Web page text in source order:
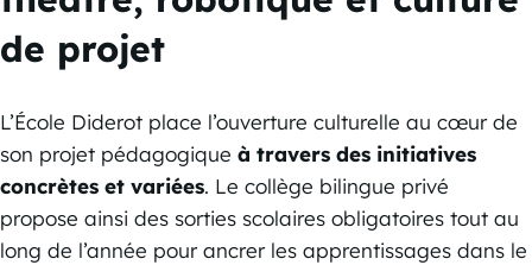
de projet
L’École Diderot place l’ouverture culturelle au cœur de
son projet pédagogique à travers des initiatives
concrètes et variées. Le collège bilingue privé
propose ainsi des sorties scolaires obligatoires tout au
long de l’année pour ancrer les apprentissages dans le